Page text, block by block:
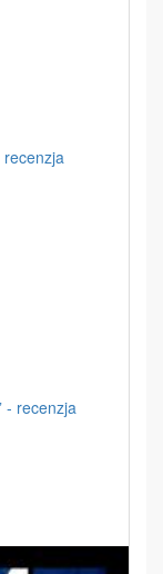
recenzja
- recenzja